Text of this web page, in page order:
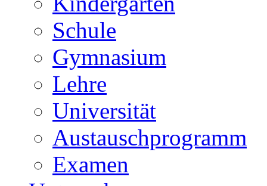
Schule
Gymnasium
Lehre
Universität
Austauschprogramm
Examen